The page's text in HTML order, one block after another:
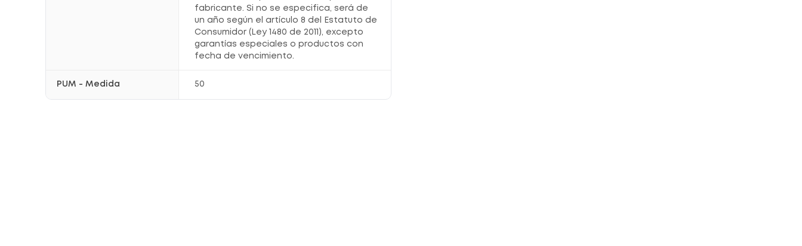
fabricante. Si no se especifica, será de
un año según el artículo 8 del Estatuto de
Consumidor (Ley 1480 de 2011), excepto
garantías especiales o productos con
fecha de vencimiento.
PUM - Medida 50